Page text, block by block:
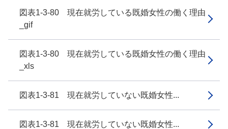
図表1-3-80 現在就労している既婚女性の働く理由
_gif
図表1-3-80 現在就労している既婚女性の働く理由
_xls
図表1-3-81 現在就労していない既婚女性...
図表1-3-81 現在就労していない既婚女性...